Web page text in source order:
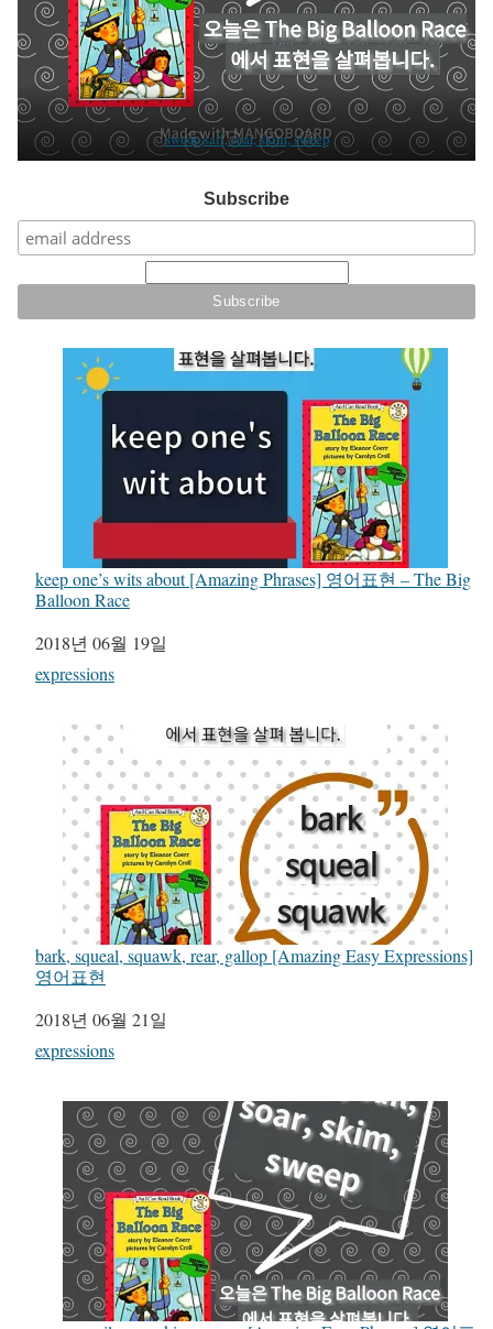
swoop,sail, soar, skim, sweep
Subscribe
keep one’s wits about [Amazing Phrases] 영어표현 – The Big
Balloon Race
일자
2018년 06월 19일
관련 항목
expressions
bark, squeal, squawk, rear, gallop [Amazing Easy Expressions]
영어표현
일자
2018년 06월 21일
관련 항목
expressions